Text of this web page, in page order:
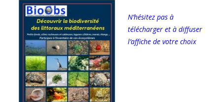
N’hésitez pas à
télécharger et à diffuser
l’affiche de votre choix